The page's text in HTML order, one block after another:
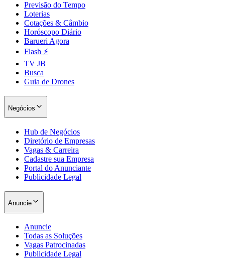
Previsão do Tempo
Loterias
Cotações & Câmbio
Horóscopo Diário
Barueri Agora
Flash ⚡
TV JB
Busca
Guia de Drones
Negócios
Hub de Negócios
Diretório de Empresas
Vagas & Carreira
Cadastre sua Empresa
Portal do Anunciante
Publicidade Legal
Anuncie
Anuncie
Todas as Soluções
Vagas Patrocinadas
Publicidade Legal